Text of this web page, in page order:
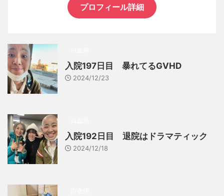
プロフィール詳細
入院197日目 暴れてるGVHD
2024/12/23
入院192日目 退院はドラマティック
2024/12/18